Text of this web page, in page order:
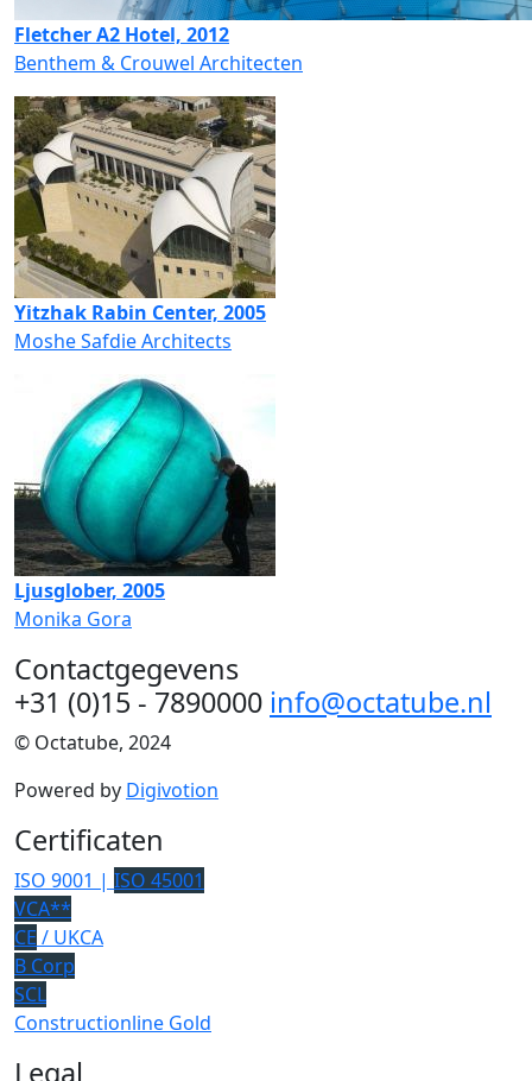
Fletcher A2 Hotel, 2012
Benthem & Crouwel Architecten
Yitzhak Rabin Center, 2005
Moshe Safdie Architects
Ljusglober, 2005
Monika Gora
Contactgegevens
+31 (0)15 - 7890000 info@octatube.nl
© Octatube, 2024
Powered by Digivotion
Certificaten
ISO 9001 | ISO 45001
VCA**
CE / UKCA
B Corp
SCL
Constructionline Gold
Legal